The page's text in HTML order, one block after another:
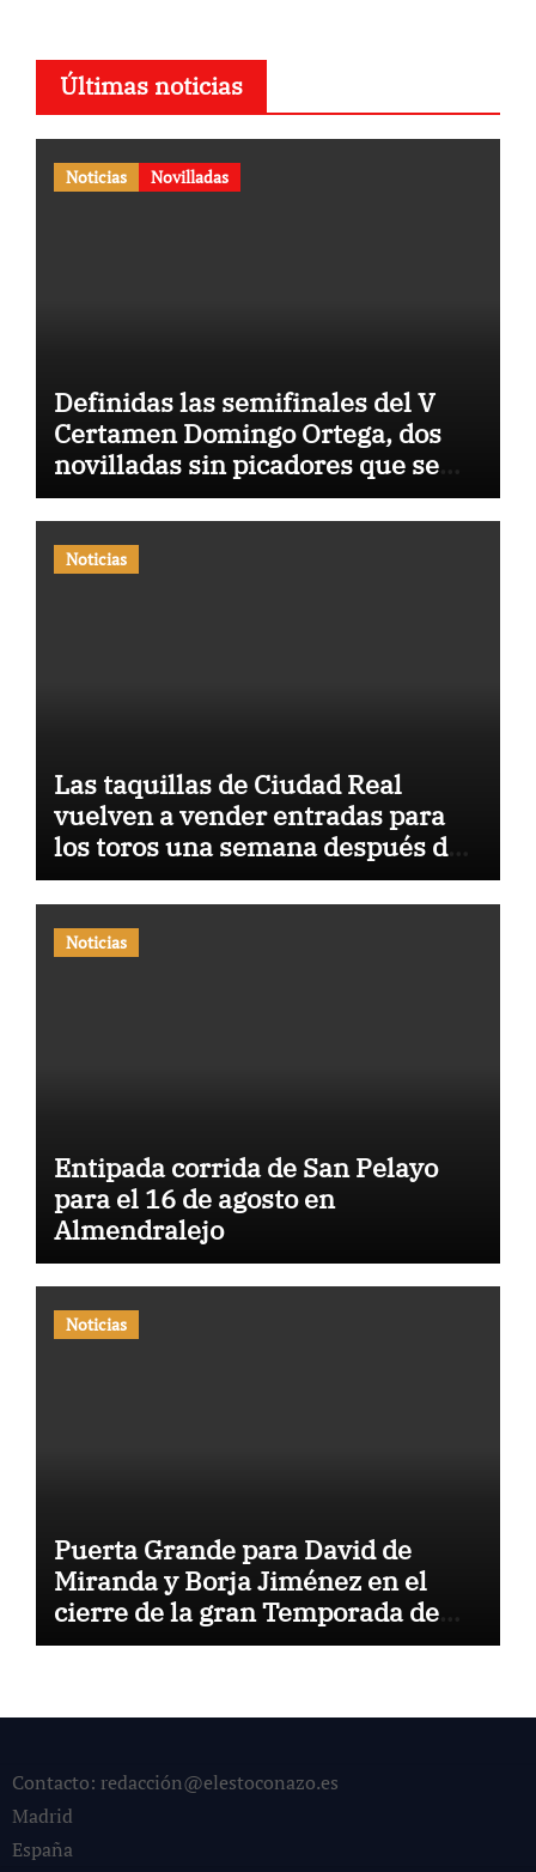
Últimas noticias
Noticias Novilladas
Definidas las semifinales del V
Certamen Domingo Ortega, dos
novilladas sin picadores que se
celebrarán en Borox y Yepes
Noticias
Las taquillas de Ciudad Real
vuelven a vender entradas para
los toros una semana después de
haber sido atacadas
Noticias
Entipada corrida de San Pelayo
para el 16 de agosto en
Almendralejo
Noticias
Puerta Grande para David de
Miranda y Borja Jiménez en el
cierre de la gran Temporada de
Verano de El Puerto
Contacto: redacción@elestoconazo.es
Madrid
España